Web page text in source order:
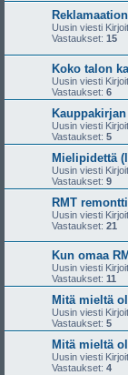
Uusin viesti
Vastaukset: 15
Koko talon
Uusin viesti
Vastaukset: 6
Uusin viesti
Vastaukset: 5
Mielipidettä
Uusin viesti
Vastaukset: 9
RMT
Uusin viesti
Vastaukset: 21
Kun omaa
Uusin viesti
Vastaukset: 11
Mitä mieltä
Uusin viesti
Vastaukset: 5
Mitä mieltä
Uusin viesti
Vastaukset: 4